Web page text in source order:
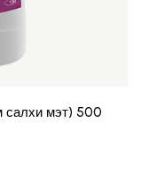
мэт) 500